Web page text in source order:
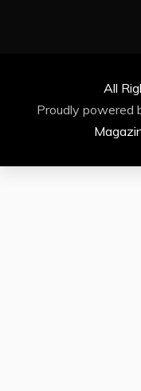
All
Proudly powered